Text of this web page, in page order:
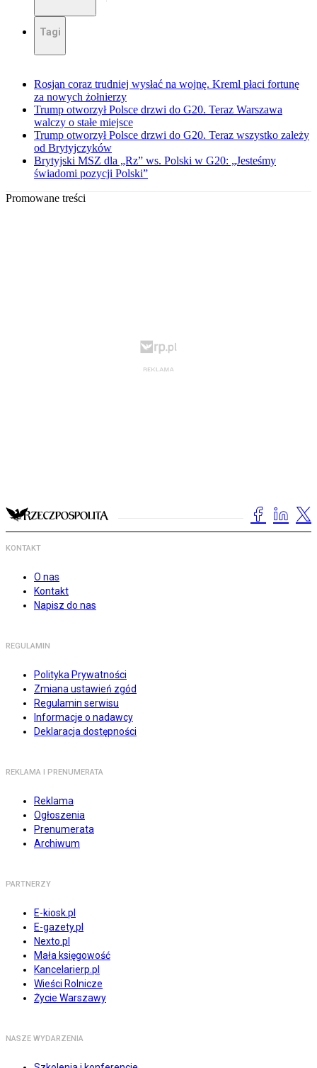
Tagi
Rosjan coraz trudniej wysłać na wojnę. Kreml płaci fortunę
za nowych żołnierzy
Trump otworzył Polsce drzwi do G20. Teraz Warszawa
walczy o stałe miejsce
Trump otworzył Polsce drzwi do G20. Teraz wszystko zależy
od Brytyjczyków
Brytyjski MSZ dla „Rz” ws. Polski w G20: „Jesteśmy
świadomi pozycji Polski”
Promowane treści
KONTAKT
O nas
Kontakt
Napisz do nas
REGULAMIN
Polityka Prywatności
Zmiana ustawień zgód
Regulamin serwisu
Informacje o nadawcy
Deklaracja dostępności
REKLAMA I PRENUMERATA
Reklama
Ogłoszenia
Prenumerata
Archiwum
PARTNERZY
E-kiosk.pl
E-gazety.pl
Nexto.pl
Mała księgowość
Kancelarierp.pl
Wieści Rolnicze
Życie Warszawy
NASZE WYDARZENIA